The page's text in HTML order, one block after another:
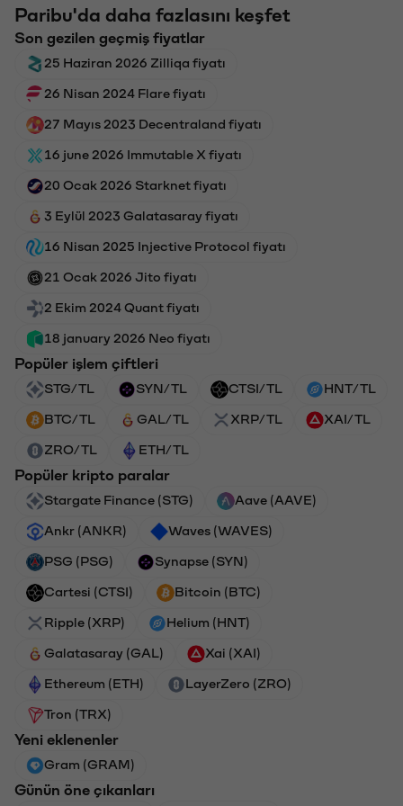
Paribu'da daha fazlasını keşfet
Son gezilen geçmiş fiyatlar
25 Haziran 2026 Zilliqa fiyatı
26 Nisan 2024 Flare fiyatı
27 Mayıs 2023 Decentraland fiyatı
16 june 2026 Immutable X fiyatı
20 Ocak 2026 Starknet fiyatı
3 Eylül 2023 Galatasaray fiyatı
16 Nisan 2025 Injective Protocol fiyatı
21 Ocak 2026 Jito fiyatı
2 Ekim 2024 Quant fiyatı
18 january 2026 Neo fiyatı
Popüler işlem çiftleri
STG/TL SYN/TL CTSI/TL HNT/TL
BTC/TL GAL/TL XRP/TL XAI/TL
ZRO/TL ETH/TL
Popüler kripto paralar
Stargate Finance (STG) Aave (AAVE)
Ankr (ANKR) Waves (WAVES)
PSG (PSG) Synapse (SYN)
Cartesi (CTSI) Bitcoin (BTC)
Ripple (XRP) Helium (HNT)
Galatasaray (GAL) Xai (XAI)
Ethereum (ETH) LayerZero (ZRO)
Tron (TRX)
Yeni eklenenler
Gram (GRAM)
Günün öne çıkanları